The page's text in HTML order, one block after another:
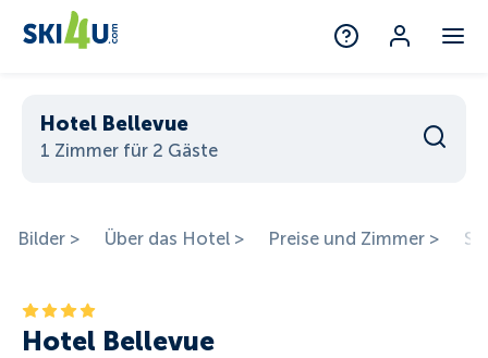
Hotel Bellevue
1 Zimmer für 2 Gäste
Bilder > Über das Hotel > Preise und Zimmer >
Hotel Bellevue